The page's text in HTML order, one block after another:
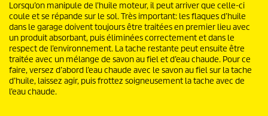
Lorsqu’on manipule de l’huile moteur, il peut arriver que celle-ci
coule et se répande sur le sol. Très important: les flaques d’huile
dans le garage doivent toujours être traitées en premier lieu avec
un produit absorbant, puis éliminées correctement et dans le
respect de l’environnement. La tache restante peut ensuite être
traitée avec un mélange de savon au fiel et d’eau chaude. Pour ce
faire, versez d’abord l’eau chaude avec le savon au fiel sur la tache
d’huile, laissez agir, puis frottez soigneusement la tache avec de
l’eau chaude.